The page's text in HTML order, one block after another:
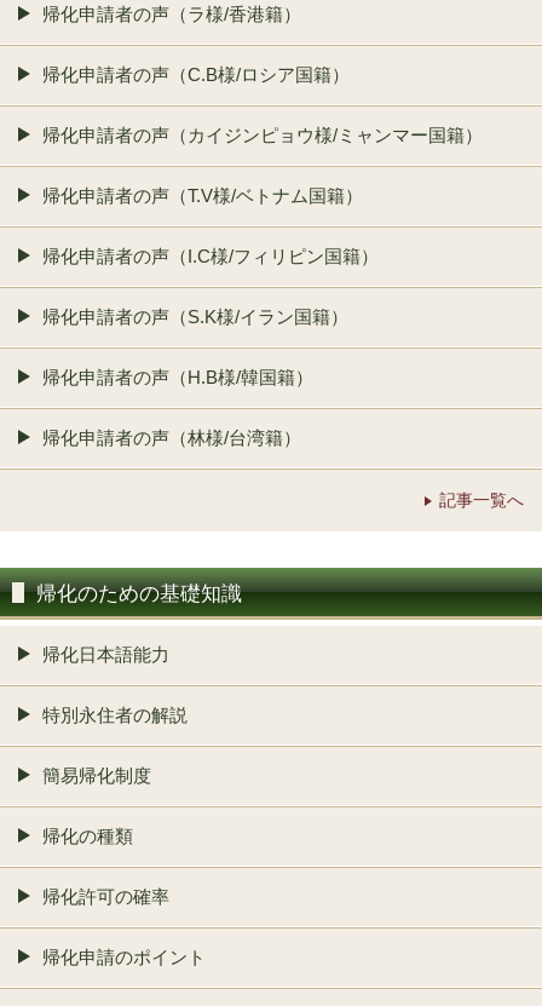
帰化申請者の声（ラ様/香港籍）
帰化申請者の声（C.B様/ロシア国籍）
帰化申請者の声（カイジンピョウ様/ミャンマー国籍）
帰化申請者の声（T.V様/ベトナム国籍）
帰化申請者の声（I.C様/フィリピン国籍）
帰化申請者の声（S.K様/イラン国籍）
帰化申請者の声（H.B様/韓国籍）
帰化申請者の声（林様/台湾籍）
記事一覧へ
帰化のための基礎知識
帰化日本語能力
特別永住者の解説
簡易帰化制度
帰化の種類
帰化許可の確率
帰化申請のポイント